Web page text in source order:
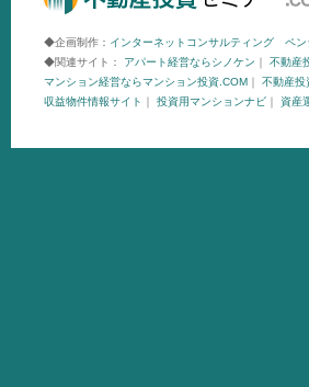
◆企画制作： インターネットコンサルティング ペン
◆関連サイト： アパート経営ならシノケン ｜ 不動産
マンション経営ならマンション投資.COM ｜ 不動産投
収益物件情報サイト ｜ 投資用マンションナビ ｜ 資産